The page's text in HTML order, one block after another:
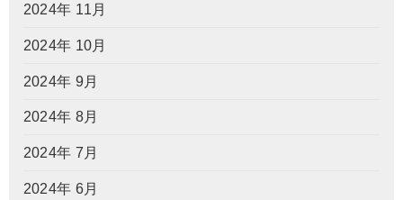
2024年 11月
2024年 10月
2024年 9月
2024年 8月
2024年 7月
2024年 6月